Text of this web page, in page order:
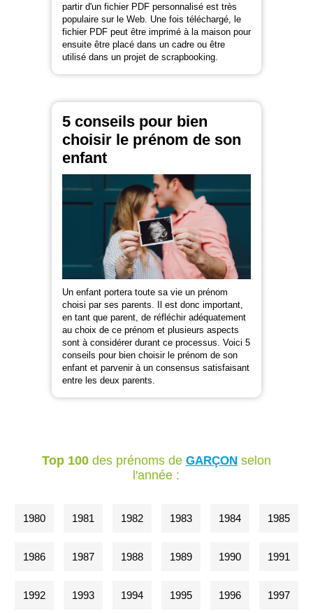
partir d'un fichier PDF personnalisé est très
populaire sur le Web. Une fois téléchargé, le
fichier PDF peut être imprimé à la maison pour
ensuite être placé dans un cadre ou être
utilisé dans un projet de scrapbooking.
5 conseils pour bien
choisir le prénom de son
enfant
Un enfant portera toute sa vie un prénom
choisi par ses parents. Il est donc important,
en tant que parent, de réfléchir adéquatement
au choix de ce prénom et plusieurs aspects
sont à considérer durant ce processus. Voici 5
conseils pour bien choisir le prénom de son
enfant et parvenir à un consensus satisfaisant
entre les deux parents.
Top 100des prénoms de GARÇONselon
l'année :
1980 1981 1982 1983 1984 1985
1986 1987 1988 1989 1990 1991
1992 1993 1994 1995 1996 1997